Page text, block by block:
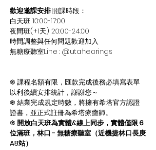
歡迎邀課安排 開課時段：
白天班 10:00-17:00
夜間班(+1天) 20:00-24:00
時間調整與任何問題歡迎加入
無糖療聽室Line : @utahearings
֍ 課程名額有限，匯款完成後務必填寫表單
以利後續安排統計，謝謝您～
֍ 結業完成規定時數，將擁有希塔官方認證
證書，並正式註冊為希塔療癒師。
֍ 開放白天班為實體&線上同步，實體僅限６
位滿班，林口 - 無糖療聽室（近機捷林口長庚
A8站）